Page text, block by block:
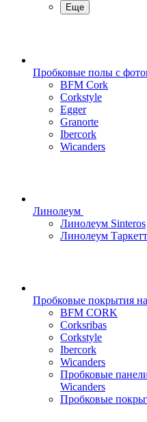
Еще
Пробковые полы с
BFM Cork
Corkstyle
Egger
Granorte
Ibercork
Wicanders
Линолеум
Линолеум Sinteros
Линолеум Таркетт
Пробковые покрытия
BFM CORK
Corksribas
Corkstyle
Ibercork
Wicanders
Пробковые
Wicanders
Пробковые